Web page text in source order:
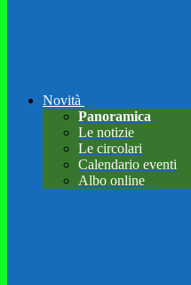
Novità
Panoramica
Le notizie
Le circolari
Calendario eventi
Albo online